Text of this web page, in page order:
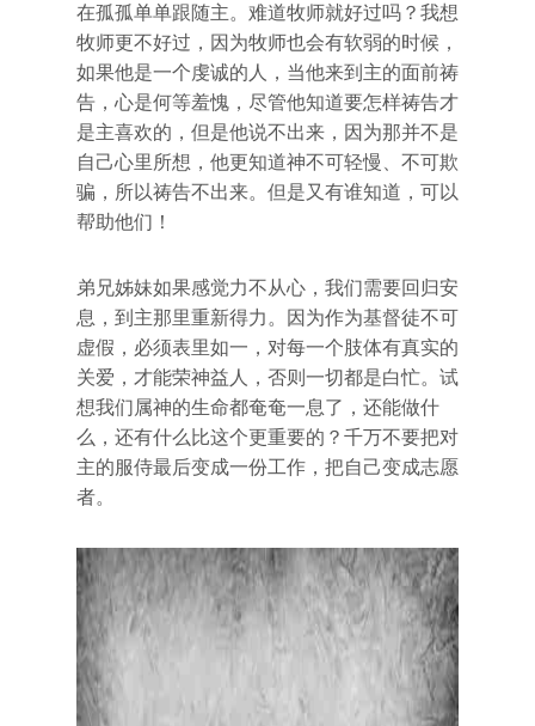
在孤孤单单跟随主。难道牧师就好过吗？我想
牧师更不好过，因为牧师也会有软弱的时候，
如果他是一个虔诚的人，当他来到主的面前祷
告，心是何等羞愧，尽管他知道要怎样祷告才
是主喜欢的，但是他说不出来，因为那并不是
自己心里所想，他更知道神不可轻慢、不可欺
骗，所以祷告不出来。但是又有谁知道，可以
帮助他们！
弟兄姊妹如果感觉力不从心，我们需要回归安
息，到主那里重新得力。因为作为基督徒不可
虚假，必须表里如一，对每一个肢体有真实的
关爱，才能荣神益人，否则一切都是白忙。试
想我们属神的生命都奄奄一息了，还能做什
么，还有什么比这个更重要的？千万不要把对
主的服侍最后变成一份工作，把自己变成志愿
者。